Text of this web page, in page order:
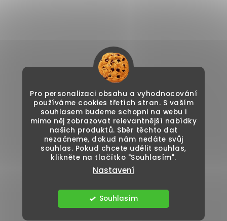
Pro personalizaci obsahu a vyhodnocování
používáme cookies třetích stran. S vaším
souhlasem budeme schopni na webu i
mimo něj zobrazovat relevantnější nabídky
našich produktů. Sběr těchto dat
nezačneme, dokud nám nedáte svůj
souhlas. Pokud chcete udělit souhlas,
klikněte na tlačítko "Souhlasím".
Nastavení
Souhlasím